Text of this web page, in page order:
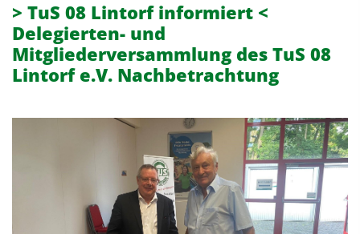
> TuS 08 Lintorf informiert <
Delegierten- und
Mitgliederversammlung des TuS 08
Lintorf e.V. Nachbetrachtung